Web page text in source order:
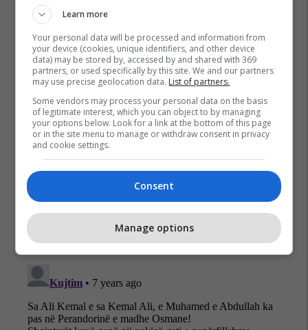
Learn more
Your personal data will be processed and information from
your device (cookies, unique identifiers, and other device
data) may be stored by, accessed by and shared with 369
partners, or used specifically by this site. We and our partners
may use precise geolocation data. List of partners.
Some vendors may process your personal data on the basis
of legitimate interest, which you can object to by managing
your options below. Look for a link at the bottom of this page
or in the site menu to manage or withdraw consent in privacy
and cookie settings.
Consent
Manage options